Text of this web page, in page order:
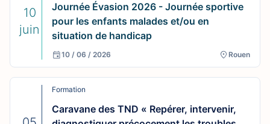
10
juin
Journée Évasion 2026 - Journée sportive
pour les enfants malades et/ou en
situation de handicap
10 / 06 / 2026 Rouen
Formation
Caravane des TND « Repérer, intervenir,